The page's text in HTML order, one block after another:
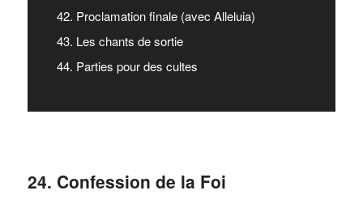
24. Confession de la Foi
42. Proclamation finale (avec Alleluia)
43. Les chants de sortie
44. Parties pour des cultes